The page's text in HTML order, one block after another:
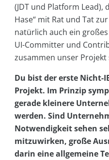
(JDT und Platform Lead),
Hase“ mit Rat und Tat
natürlich auch ein
UI-Committer und
zusammen unser
Du bist der erste Nicht-
Projekt. Im Prinzip
gerade kleinere
werden. Sind
Notwendigkeit sehen
mitzuwirken, große
darin eine allgemeine